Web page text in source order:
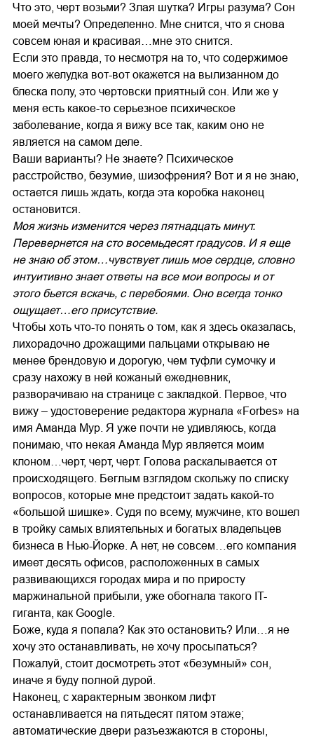
Что это, черт возьми? Злая шутка? Игры разума? Сон
моей мечты? Определенно. Мне снится, что я снова
совсем юная и красивая…мне это снится.
Если это правда, то несмотря на то, что содержимое
моего желудка вот-вот окажется на вылизанном до
блеска полу, это чертовски приятный сон. Или же у
меня есть какое-то серьезное психическое
заболевание, когда я вижу все так, каким оно не
является на самом деле.
Ваши варианты? Не знаете? Психическое
расстройство, безумие, шизофрения? Вот и я не знаю,
остается лишь ждать, когда эта коробка наконец
остановится.
Моя жизнь изменится через пятнадцать минут.
Перевернется на сто восемьдесят градусов. И я еще
не знаю об этом…чувствует лишь мое сердце, словно
интуитивно знает ответы на все мои вопросы и от
этого бьется вскачь, с перебоями. Оно всегда тонко
ощущает…его присутствие.
Чтобы хоть что-то понять о том, как я здесь оказалась,
лихорадочно дрожащими пальцами открываю не
менее брендовую и дорогую, чем туфли сумочку и
сразу нахожу в ней кожаный ежедневник,
разворачиваю на странице с закладкой. Первое, что
вижу – удостоверение редактора журнала «Forbes» на
имя Аманда Мур. Я уже почти не удивляюсь, когда
понимаю, что некая Аманда Мур является моим
клоном…черт, черт, черт. Голова раскалывается от
происходящего. Беглым взглядом скольжу по списку
вопросов, которые мне предстоит задать какой-то
«большой шишке». Судя по всему, мужчине, кто вошел
в тройку самых влиятельных и богатых владельцев
бизнеса в Нью-Йорке. А нет, не совсем…его компания
имеет десять офисов, расположенных в самых
развивающихся городах мира и по приросту
маржинальной прибыли, уже обогнала такого IT-
гиганта, как Google.
Боже, куда я попала? Как это остановить? Или…я не
хочу это останавливать, не хочу просыпаться?
Пожалуй, стоит досмотреть этот «безумный» сон,
иначе я буду полной дурой.
Наконец, с характерным звонком лифт
останавливается на пятьдесят пятом этаже;
автоматические двери разъезжаются в стороны,